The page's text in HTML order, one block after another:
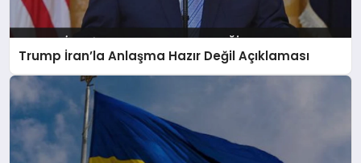
Trump İran’la Anlaşma Hazır Değil Açıklaması